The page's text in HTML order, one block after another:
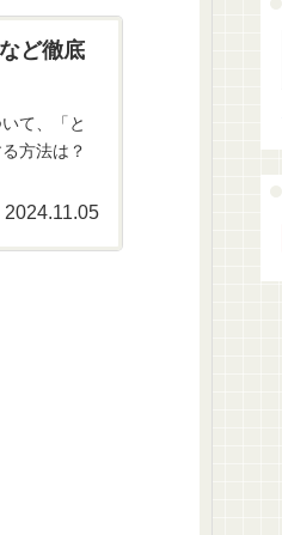
ど徹底
て、「と
方法は？
2024.11.05